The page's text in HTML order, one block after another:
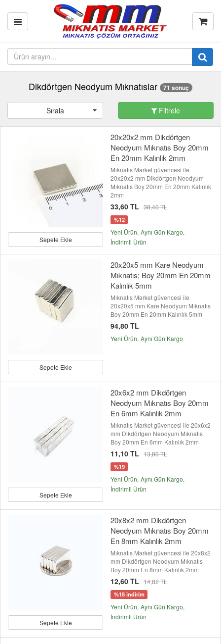
Dikdörtgen Neodyum Mıknatıslar 71 sonuç
Sırala Filtrele
Sepete Ekle
20x20x2 mm Dikdörtgen
Neodyum Mıknatıs Boy 20mm
En 20mm Kalınlık 2mm
Mıknatıs Market güvencesi ile
20x20x2 mm Dikdörtgen Neodyum
Mıknatıs Boy 20mm En 20mm Kalınlık
2mm
33,60 TL 38,40 TL
%12
Yeni Ürün Aynı Gün Kargo
İndirimli Ürün
Sepete Ekle
20x20x5 mm Kare Neodyum
Mıknatıs; Boy 20mm En 20mm
Kalınlık 5mm
Mıknatıs Market güvencesi ile
20x20x5 mm Kare Neodyum Mıknatıs
Boy 20mm En 20mm Kalınlık 5mm
94,80 TL
Yeni Ürün Aynı Gün Kargo
Sepete Ekle
20x6x2 mm Dikdörtgen
Neodyum Mıknatıs Boy 20mm
En 6mm Kalınlık 2mm
Mıknatıs Market güvencesi ile 20x6x2
mm Dikdörtgen Neodyum Mıknatıs
Boy 20mm En 6mm Kalınlık 2mm
11,10 TL 13,80 TL
%19
Yeni Ürün Aynı Gün Kargo
İndirimli Ürün
Sepete Ekle
20x8x2 mm Dikdörtgen
Neodyum Mıknatıs Boy 20mm
En 8mm Kalınlık 2mm
Mıknatıs Market güvencesi ile 20x8x2
mm Dikdörtgen Neodyum Mıknatıs
Boy 20mm En 8mm Kalınlık 2mm
12,60 TL 14,82 TL
%15 indirim
Yeni Ürün Aynı Gün Kargo
İndirimli Ürün